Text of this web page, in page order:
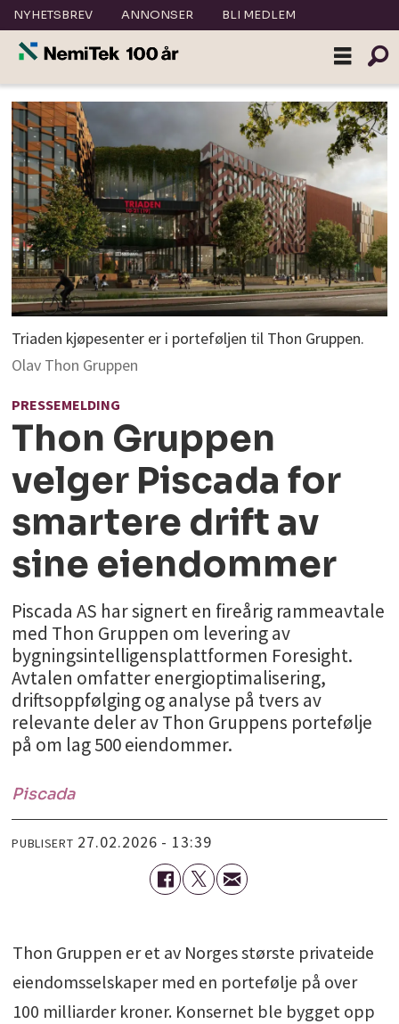
NYHETSBREV ANNONSER BLI MEDLEM
Triaden kjøpesenter er i porteføljen til Thon Gruppen.
Olav Thon Gruppen
PRESSEMELDING
Thon Gruppen
velger Piscada for
smartere drift av
sine eiendommer
Piscada AS har signert en fireårig rammeavtale
med Thon Gruppen om levering av
bygningsintelligensplattformen Foresight.
Avtalen omfatter energioptimalisering,
driftsoppfølging og analyse på tvers av
relevante deler av Thon Gruppens portefølje
på om lag 500 eiendommer.
Piscada
PUBLISERT 27.02.2026 - 13:39
Thon Gruppen er et av Norges største privateide
eiendomsselskaper med en portefølje på over
100 milliarder kroner. Konsernet ble bygget opp